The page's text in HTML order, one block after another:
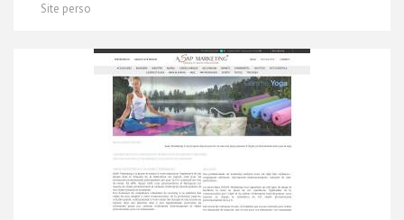
Site perso